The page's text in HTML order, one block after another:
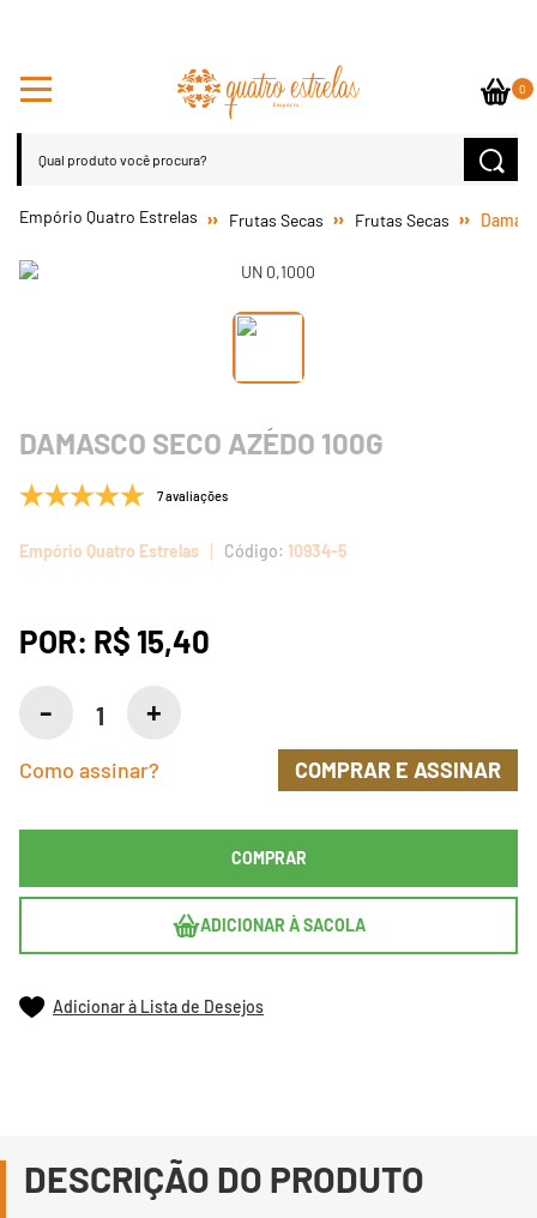
0
Frutas Secas Frutas Secas
DAMASCO SECO AZEDO 100G
7 avaliações
Empório Quatro Estrelas 10934-5
POR: R$ 15,40
COMPRAR
ADICIONAR À SACOLA
Como assinar? COMPRAR E ASSINAR
Adicionar à Lista de Desejos
DESCRIÇÃO DO PRODUTO